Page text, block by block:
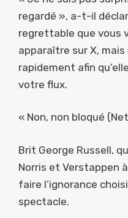
regardé », a-t-il
regrettable que vous
apparaître sur X,
rapidement afin
votre flux.
« Non, non bloqué
Brit George Russell,
Norris et Verstappen
faire l’ignorance
spectacle.